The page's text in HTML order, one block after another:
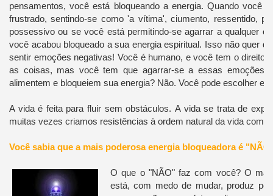
pensamentos, você está bloqueando a energia.Quando você
frustrado, sentindo-se como 'a vítima', ciumento, ressentido,
possessivo ou se você está permitindo-se agarrar a qualquer
você acabou bloqueado a sua energia espiritual. Isso não quer
sentir emoções negativas! Você é humano, e você tem o direito
as coisas, mas você tem que agarrar-se a essas emoções
alimentem e bloqueiem sua energia? Não. Você pode escolher
A vida é feita para fluir sem obstáculos. A vida se trata de
muitas vezes criamos resistências à ordem natural da vida com
Você sabia que a mais poderosa energia bloqueadora é
O que o "NÃO" faz com você? O
está, com medo de mudar, produz